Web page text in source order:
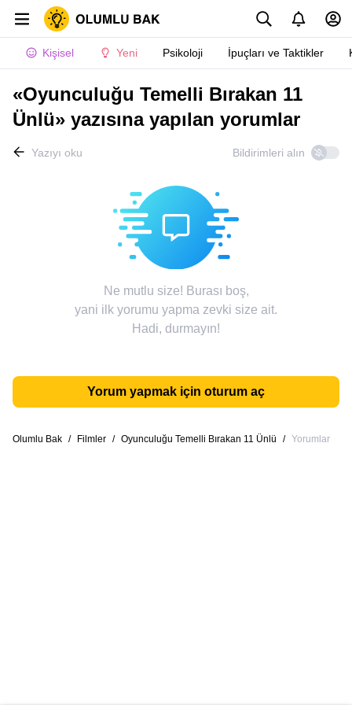
Kişisel Yeni Psikoloji İpuçları ve Taktikler
«Oyunculuğu Temelli Bırakan 11
Ünlü» yazısına yapılan yorumlar
Yazıyı oku Bildirimleri alın
Ne mutlu size! Burası boş,
yani ilk yorumu yapma zevki size ait.
Hadi, durmayın!
Yorum yapmak için oturum aç
Olumlu Bak / Filmler / Oyunculuğu Temelli Bırakan 11 Ünlü / Yorumlar